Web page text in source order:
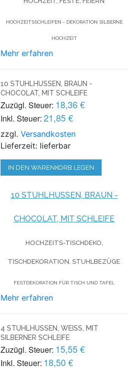
HOCHZEITSSCHLEIFEN - DEKORATION SILBERNE
HOCHZEIT
Mehr erfahren
10 STUHLHUSSEN, BRAUN -
CHOCOLAT, MIT SCHLEIFE
Zuzügl. Steuer: 18,36 €
Inkl. Steuer: 21,85 €
zzgl.Versandkosten
Lieferzeit: lieferbar
IN DEN WARENKORB LEGEN
10 STUHLHUSSEN, BRAUN -
CHOCOLAT, MIT SCHLEIFE
HOCHZEITS-TISCHDEKO,
TISCHDEKORATION, STUHLBEZÜGE
FESTDEKORATION FÜR TISCH UND TAFEL
Mehr erfahren
4 STUHLHUSSEN, WEISS, MIT S
ILBERNER SCHLEIFE
Zuzügl. Steuer: 15,55 €
Inkl. Steuer: 18,50 €